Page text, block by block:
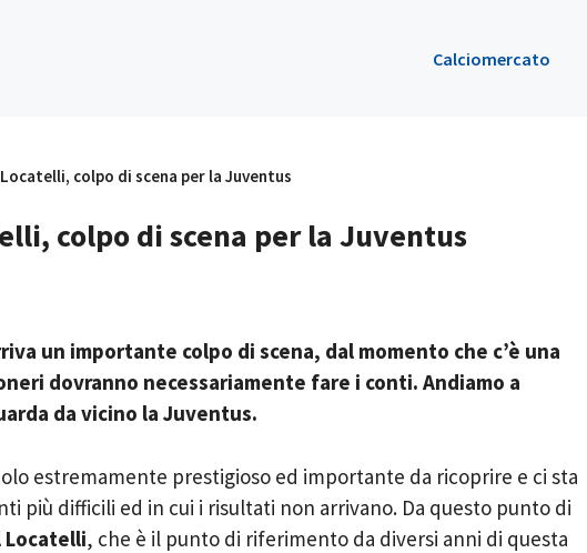
Calciomercato
colpo di scena per la Juventus
colpo di scena per la Juventus
un importante colpo di scena, dal momento che c’è una
dovranno necessariamente fare i conti. Andiamo a
da vicino la Juventus.
estremamente prestigioso ed importante da ricoprire e ci sta
più difficili ed in cui i risultati non arrivano. Da questo punto di
Locatelli, che è il punto di riferimento da diversi anni di questa